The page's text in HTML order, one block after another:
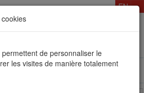
de personnaliser le
les visites de manière totalement
EN
in Mauritius, OFIM network of